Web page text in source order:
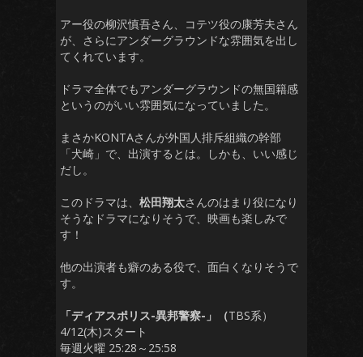
アー役の柳沢慎吾さん、コテツ役の康芳夫さん
が、さらにアンダーグラウンドな雰囲気を出し
てくれています。
ドラマ全体でもアンダーグラウンドの無国籍感
というのがいい雰囲気になっていました。
まさかKONTAさんが外国人排斥組織の幹部
「犬崎」で、出演するとは。しかも、いい感じ
だし。
このドラマは、 松田翔太さんのはまり役になり
そうなドラマになりそうで、映画も楽しみで
す！
他の出演者も癖のある役で、面白くなりそうで
す。
「ディアスポリス-異邦警察-」（TBS系）
4/12(木)スタート
毎週火曜 25:28～25:58